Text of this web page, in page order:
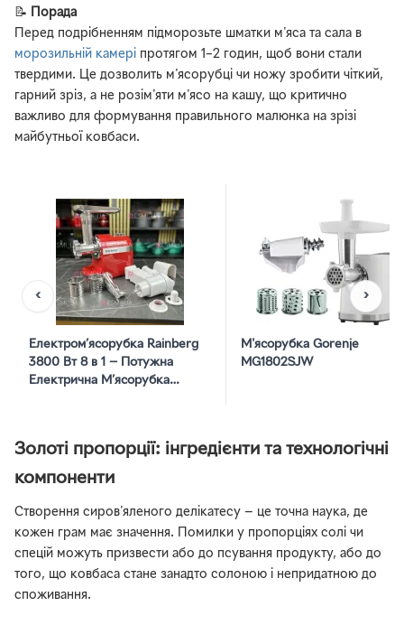
📝
Порада
Перед подрібненням підморозьте шматки м'яса та сала в
морозильній камері
протягом 1–2 годин, щоб вони стали
твердими. Це дозволить м'ясорубці чи ножу зробити чіткий,
гарний зріз, а не розім'яти м'ясо на кашу, що критично
важливо для формування правильного малюнка на зрізі
майбутньої ковбаси.
‹
Електром’ясорубка Rainberg
3800 Вт 8 в 1 — Потужна
Електрична М’ясорубка
М'ясорубка Gorenje
MG1802SJW
›
Золоті пропорції: інгредієнти та технологічні
компоненти
Створення сиров'яленого делікатесу — це точна наука, де
кожен грам має значення. Помилки у пропорціях солі чи
спецій можуть призвести або до псування продукту, або до
того, що ковбаса стане занадто солоною і непридатною до
споживання.